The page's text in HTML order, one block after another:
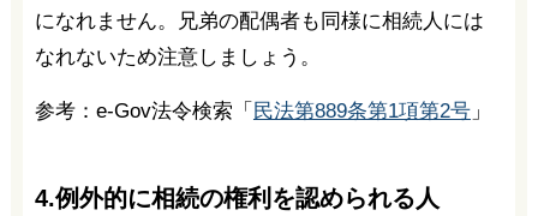
になれません。兄弟の配偶者も同様に相続人には
なれないため注意しましょう。
参考：e-Gov法令検索「 民法第889条第1項第2号」
4.例外的に相続の権利を認められる人